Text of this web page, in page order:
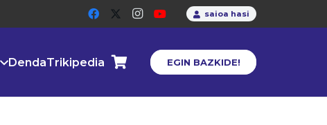
saioa hasi
DendaTrikipedia EGIN BAZKIDE!